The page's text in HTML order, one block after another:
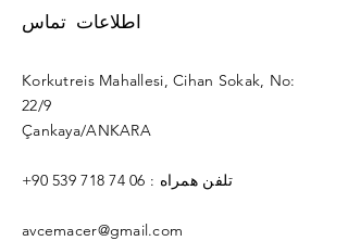
اطلاعات تماس
Korkutreis Mahallesi, Cihan Sokak, No:
22/9
Çankaya/ANKARA
+90 539 718 74 06 : تلفن همراه
avcemacer@gmail.com